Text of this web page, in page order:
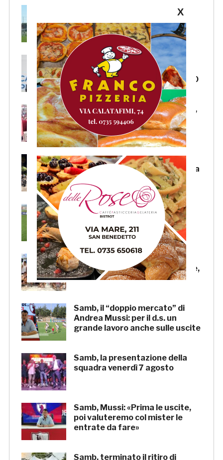
La Samb smentisce notizie e
ricostruzioni riguardanti la
cessione del club. COMUNICATO
FOCUS – Giusto criticare Massi,
ma anche riconoscerne i meriti
Scacchi in piazza: giovedì 6
agosto appuntamento in piazza
Salvo D’Acquisto
La Serie C su Rai 2: alcune
partite di Lega Pro saranno
trasmesse in diretta
Beach Soccer AiCS: Lido del
Pescatore conquista il tricolore,
a Imperial Beach la Coppa Italia
Samb, il “doppio mercato” di
Andrea Mussi: per il d.s. un
grande lavoro anche sulle uscite
Samb, la presentazione della
squadra venerdì 7 agosto
Samb, Mussi: «Prima le uscite,
poi valuteremo col mister le
entrate da fare»
Samb, terminato il ritiro di
X